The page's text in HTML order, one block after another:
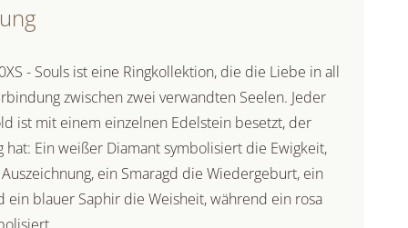
- Souls ist eine Ringkollektion, die die Liebe in all
zwischen zwei verwandten Seelen. Jeder
ist mit einem einzelnen Edelstein besetzt, der
Ein weißer Diamant symbolisiert die Ewigkeit,
ein Smaragd die Wiedergeburt, ein
ein blauer Saphir die Weisheit, während ein rosa